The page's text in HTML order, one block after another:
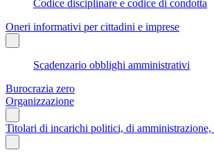
Codice disciplinare e codice di condotta
Oneri informativi per cittadini e imprese
Scadenzario obblighi amministrativi
Burocrazia zero
Organizzazione
Titolari di incarichi politici, di